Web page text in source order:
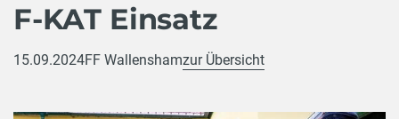
F-KAT Einsatz
15.09.2024FF Wallenshamzur Übersicht